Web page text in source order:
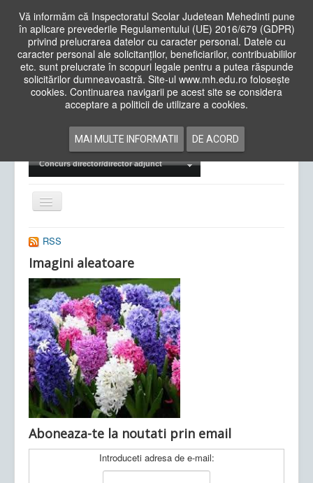
Vă informăm că Inspectoratul Scolar Judetean Mehedinti pune
în aplicare prevederile Regulamentului (UE) 2016/679 (GDPR)
privind prelucrarea datelor cu caracter personal. Datele cu
caracter personal ale solicitanților, beneficiarilor, contribuabililor
etc. sunt prelucrate în scopuri legale pentru a putea răspunde
solicitărilor dumneavoastră. Site-ul www.mh.edu.ro folosește
cookies. Continuarea navigarii pe acest site se considera
acceptare a politicii de utilizare a cookies.
MAI MULTE INFORMATII DE ACORD
Cauta
in
siteAcasa Cadre Didactice
Examene Naționale
Concurs director/director adjunct
Comută
navigarea
Ultimele articole: Vi, 04.11.2022 -
Județean Mehedinți
RSS
Imagini aleatoare
Aboneaza-te la noutati prin email
Introduceti adresa de e-mail: